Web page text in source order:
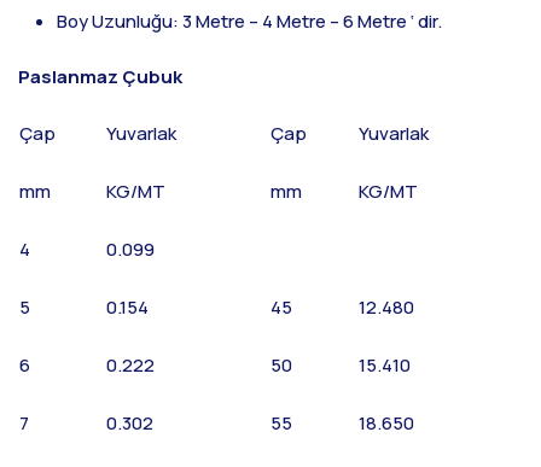
Boy Uzunluğu: 3 Metre – 4 Metre – 6 Metre ‘ dir.
Paslanmaz Çubuk
Çap Yuvarlak Çap Yuvarlak
mm KG/MT mm KG/MT
4 0.099
5 0.154 45 12.480
6 0.222 50 15.410
7 0.302 55 18.650